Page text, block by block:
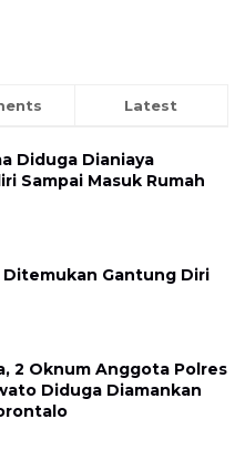
Latest
Diduga Dianiaya
Sampai Masuk Rumah
Ditemukan Gantung Diri
2 Oknum Anggota Polres
Diduga Diamankan